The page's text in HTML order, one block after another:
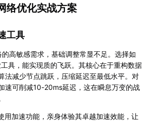
络优化实战方案
工具
高敏感需求，基础调整常显不足。选择如
具，能实现质的飞跃。其核心在于重构数据
法减少节点跳跃，压缩延迟至最低水平。对
速可削减10-20ms延迟，这在瞬息万变的战
用加速功能，亲身体验其卓越加速效能，让